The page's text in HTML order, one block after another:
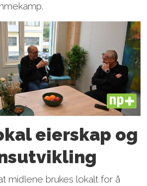
PLUS
eierskap og
midlene brukes lokalt for å